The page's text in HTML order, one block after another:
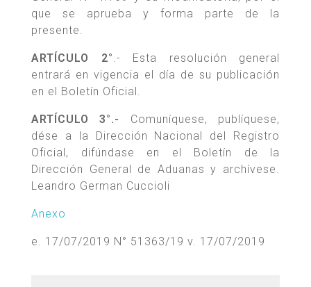
que se aprueba y forma parte de la
presente.
ARTÍCULO 2°.- Esta resolución general
entrará en vigencia el día de su publicación
en el Boletín Oficial.
ARTÍCULO 3°.-
Comuníquese, publíquese,
dése a la Dirección Nacional del Registro
Oficial, difúndase en el Boletín de la
Dirección General de Aduanas y archívese.
Leandro German Cuccioli
Anexo
e. 17/07/2019 N° 51363/19 v. 17/07/2019